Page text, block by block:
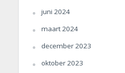
juni 2024
maart 2024
december 2023
oktober 2023